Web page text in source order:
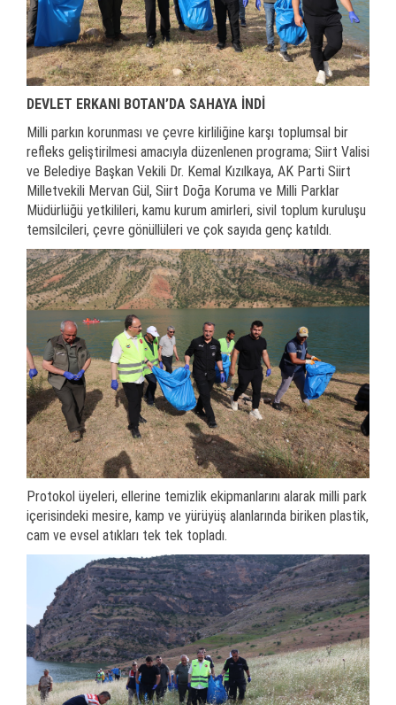
DEVLET ERKANI BOTAN’DA SAHAYA İNDİ
Milli parkın korunması ve çevre kirliliğine karşı toplumsal bir
refleks geliştirilmesi amacıyla düzenlenen programa; Siirt Valisi
ve Belediye Başkan Vekili Dr. Kemal Kızılkaya, AK Parti Siirt
Milletvekili Mervan Gül, Siirt Doğa Koruma ve Milli Parklar
Müdürlüğü yetkilileri, kamu kurum amirleri, sivil toplum kuruluşu
temsilcileri, çevre gönüllüleri ve çok sayıda genç katıldı.
Protokol üyeleri, ellerine temizlik ekipmanlarını alarak milli park
içerisindeki mesire, kamp ve yürüyüş alanlarında biriken plastik,
cam ve evsel atıkları tek tek topladı.